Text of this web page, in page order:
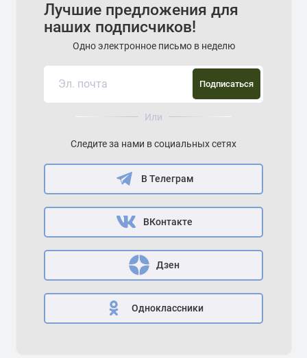
Лучшие предложения для
наших подписчиков!
Одно электронное письмо в неделю
Подписаться
Или
Следите за нами в социальных сетях
В Телеграм
ВКонтакте
Дзен
Одноклассники